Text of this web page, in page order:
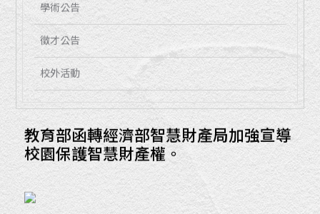
學術公告
徵才公告
校外活動
教育部函轉經濟部智慧財產局加強宣導
校園保護智慧財產權。